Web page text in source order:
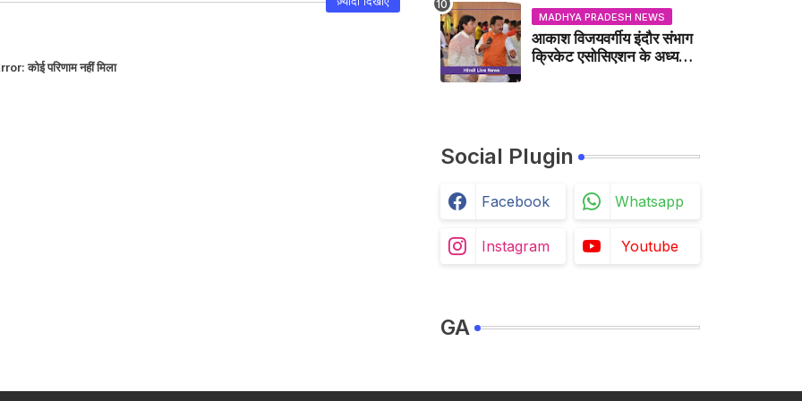
कोई परिणाम नहीं मिला
MADHYA PRADESH NEWS
आकाश विजयवर्गीय इंदौर संभाग
क्रिकेट एसोसिएशन के अध्यक्ष
Social Plugin
Facebook Whatsapp
Instagram Youtube
GA